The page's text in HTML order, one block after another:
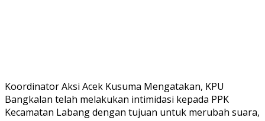
Koordinator Aksi Acek Kusuma Mengatakan, KPU
Bangkalan telah melakukan intimidasi kepada PPK
Kecamatan Labang dengan tujuan untuk merubah suara,